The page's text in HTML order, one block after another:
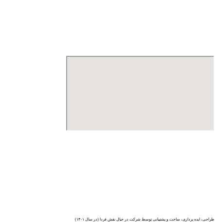
طراحی، ایده پردازی، ساخت و پشتیبانی توسط شرکت در خیال نقش فردا (در سال ۱۴۰۱)